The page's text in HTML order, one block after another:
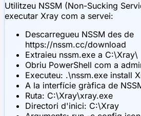
Utilitzeu NSSM (Non-Sucking
executar Xray com a servei:
Descarregueu NSSM des de
https://nssm.cc/download
Extraieu nssm.exe a C:\Xray\
Obriu PowerShell com a
Executeu: .\nssm.exe install
A la interfície gràfica de
Ruta: C:\Xray\xray.exe
Directori d'inici: C:\Xray